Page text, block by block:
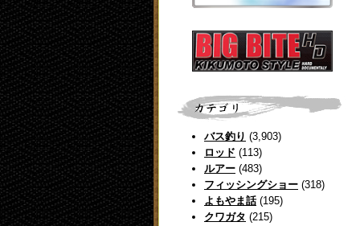
バス釣り (3,903)
ロッド (113)
ルアー (483)
フィッシングショー (318)
よもやま話(195)
クワガタ (215)